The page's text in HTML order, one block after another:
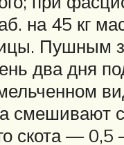
на 45 кг
Пушным
два дня
смешивают
скота —